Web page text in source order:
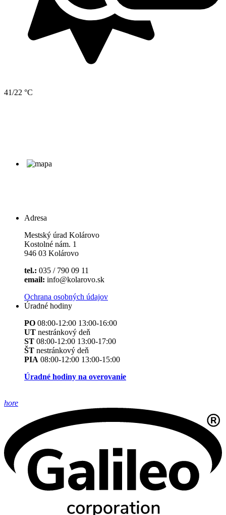
41/22 °C
Adresa
Mestský úrad Kolárovo
Kostolné nám. 1
946 03 Kolárovo
tel.: 035 / 790 09 11
email: info@kolarovo.sk
Ochrana osobných údajov
Úradné hodiny
PO 08:00-12:00 13:00-16:00
UT nestránkový deň
ST 08:00-12:00 13:00-17:00
ŠT nestránkový deň
PIA 08:00-12:00 13:00-15:00
Úradné hodiny na overovanie
hore